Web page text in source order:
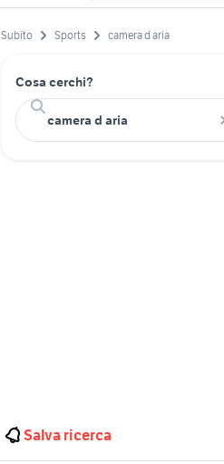
Subito Sports camera d aria
Cosa cerchi?
Salva ricerca